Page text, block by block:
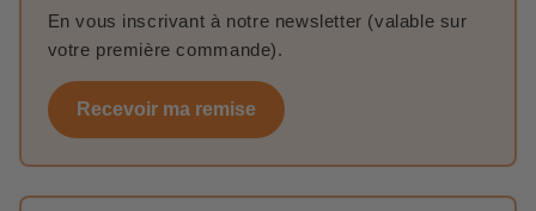
En vous inscrivant à notre newsletter (valable sur
votre première commande).
Recevoir ma remise